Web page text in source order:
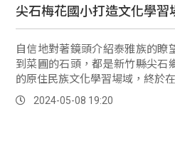
尖石梅花國小打造文化學習
自信地對著鏡頭介紹泰雅族的瞭
到菜圃的石頭，都是新竹縣尖石
的原住民族文化學習場域，終於
2024-05-08 19:20